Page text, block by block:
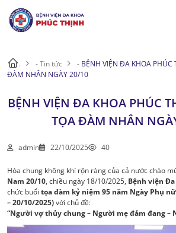
. -Tin tức - BỆNH VIỆN ĐA KHOA PHÚC
ĐÀM NHÂN NGÀY 20/10
BỆNH VIỆN ĐA KHOA PHÚC
TỌA ĐÀM NHÂN
admin 22/10/2025 40
Hòa chung không khí rộn ràng của cả nước chào
Nam 20/10, chiều ngày 18/10/2025, Bệnh viện
chức buổi tọa đàm kỷ niệm 95 năm Ngày Phụ
– 20/10/2025)với chủ đề:
“Người vợ thủy chung – Người mẹ đảm đang –